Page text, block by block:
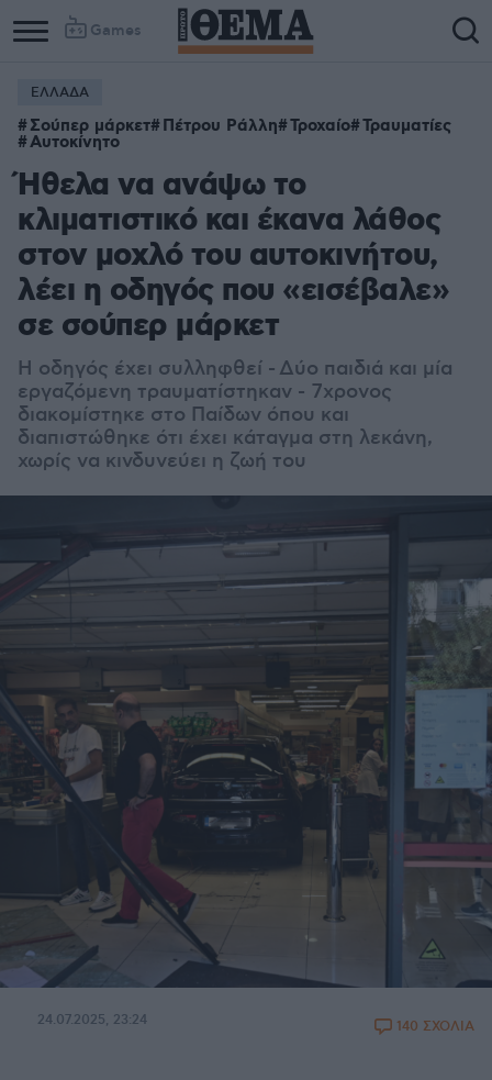
Games
ΕΛΛΑΔΑ
Σούπερ μάρκετ Πέτρου Ράλλη Τροχαίο Τραυματίες
Αυτοκίνητο
Ήθελα να ανάψω το
κλιματιστικό και έκανα λάθος
στον μοχλό του αυτοκινήτου,
λέει η οδηγός που «εισέβαλε»
σε σούπερ μάρκετ
Η οδηγός έχει συλληφθεί - Δύο παιδιά και μία
εργαζόμενη τραυματίστηκαν - 7χρονος
διακομίστηκε στο Παίδων όπου και
διαπιστώθηκε ότι έχει κάταγμα στη λεκάνη,
χωρίς να κινδυνεύει η ζωή του
24.07.2025, 23:24 140 ΣΧΟΛΙΑ